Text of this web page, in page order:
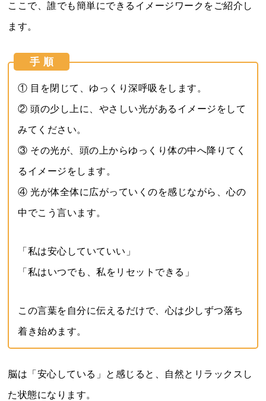
ここで、誰でも簡単にできるイメージワークをご紹介し
ます。
手 順
① 目を閉じて、ゆっくり深呼吸をします 。
② 頭の少し上に、やさしい光があるイメージをして
みてください。
③ その光が、頭の上からゆっくり体の中へ降りてく
るイメージをします。
④ 光が体全体に広がっていくのを感じながら、心の
中でこう言います。
「私は安心していていい」
「私はいつでも、私をリセットできる」
この言葉を自分に伝えるだけで、心は少しずつ落ち
着き始めます。
脳は「安心している」と感じると、自然とリラックスし
た状態になります。